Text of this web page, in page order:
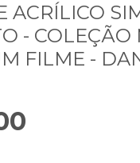
ACRÍLICO
-
FILME -